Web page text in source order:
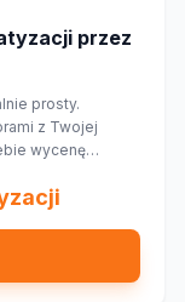
przez
prosty.
z Twojej
wycenę